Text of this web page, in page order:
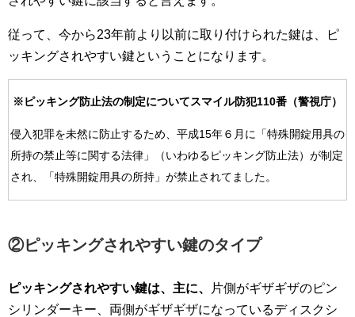
従って、今から23年前より以前に取り付けられた鍵は、ピ
ッキングされやすい鍵ということになります。
※ピッキング防止法の制定についてスマイル防犯110番（警視庁）
侵入犯罪を未然に防止するため、平成15年６月に「特殊開錠用具の
所持の禁止等に関する法律」（いわゆるピッキング防止法）が制定
され、「特殊開錠用具の所持」が禁止されてました。
②ピッキングされやすい鍵のタイプ
ピッキングされやすい鍵は、主に、
片側がギザギザのピン
シリンダーキー、両側がギザギザになっているディスクシ